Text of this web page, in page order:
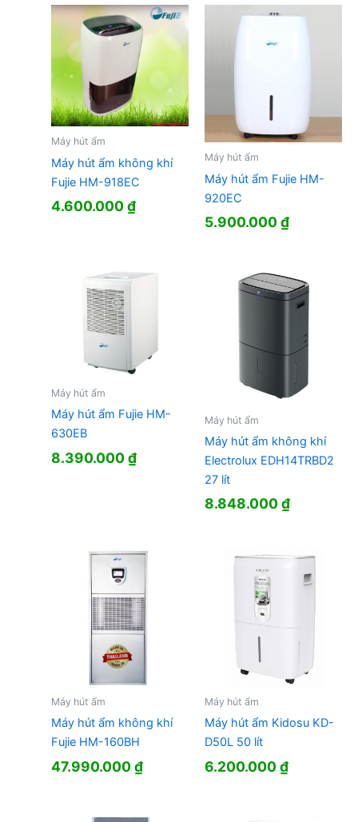
Máy hút ẩm
Máy hút ẩm không khí
Fujie HM-918EC
4.600.000₫
Máy hút ẩm
Máy hút ẩm Fujie HM-
920EC
5.900.000₫
Máy hút ẩm
Máy hút ẩm Fujie HM-
630EB
8.390.000₫
Máy hút ẩm
Máy hút ẩm không khí
Electrolux EDH14TRBD2
27 lít
8.848.000₫
Máy hút ẩm
Máy hút ẩm không khí
Fujie HM-160BH
47.990.000₫
Máy hút ẩm
Máy hút ẩm Kidosu KD-
D50L 50 lít
6.200.000₫